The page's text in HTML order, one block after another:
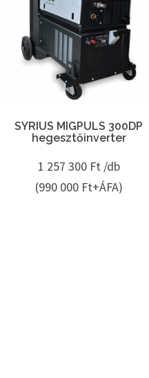
SYRIUS MIGPULS 300DP
hegesztőinverter
1 257 300 Ft /db
(990 000 Ft+ÁFA)